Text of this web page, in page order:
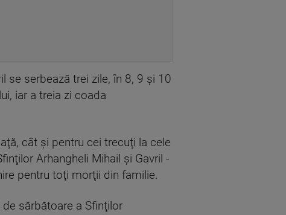
se serbează trei zile, în 8, 9 şi 10
iar a treia zi coada
cât şi pentru cei trecuţi la cele
Arhangheli Mihail şi Gavril -
pentru toţi morţii din familie.
sărbătoare a Sfinţilor